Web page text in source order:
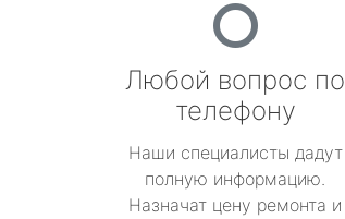
Любой вопрос по
телефону
Наши специалисты дадут
полную информацию.
Назначат цену ремонта и